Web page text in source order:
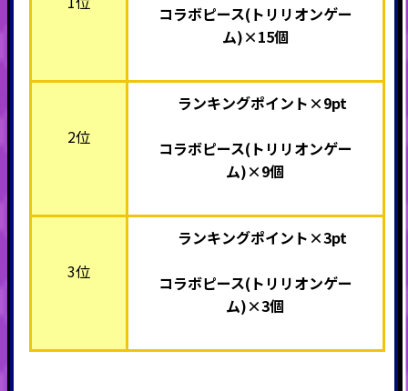
コラボピース(トリリオンゲー
ム)×15個
2位
ランキングポイント×9pt
コラボピース(トリリオンゲー
ム)×9個
3位
ランキングポイント×3pt
コラボピース(トリリオンゲー
ム)×3個